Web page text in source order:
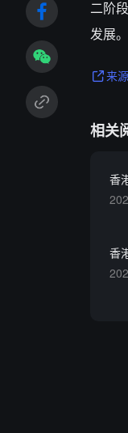
二阶
发展。
来源
相关
香
香